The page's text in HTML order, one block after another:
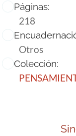
Páginas:
218
Otros
Colección: